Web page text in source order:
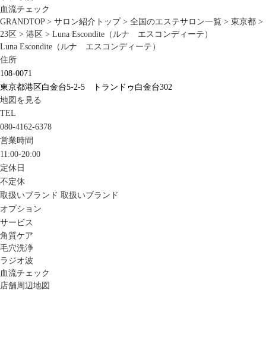
血流チェック
GRANDTOP > サロン紹介トップ > 全国のエステサロン一覧 > 東京都 >
23区 > 港区 > Luna Escondite（ルナ エスコンディーテ）
Luna Escondite（ルナ エスコンディーテ）
住所
108-0071
東京都港区白金台5-2-5 トランドゥ白金台302
地図を見る
TEL
080-4162-6378
営業時間
11:00-20:00
定休日
不定休
取扱いブランド 取扱いブランド
オプション
サービス
角質ケア
毛穴洗浄
ラジオ波
血流チェック
店舗周辺地図